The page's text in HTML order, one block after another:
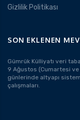
Gizlilik Politikası
SON EKLENEN
Gümrük Külliyatı veri
9 Ağustos (Cumartesi ve
günlerinde altyapı sistem
çalışmaları.